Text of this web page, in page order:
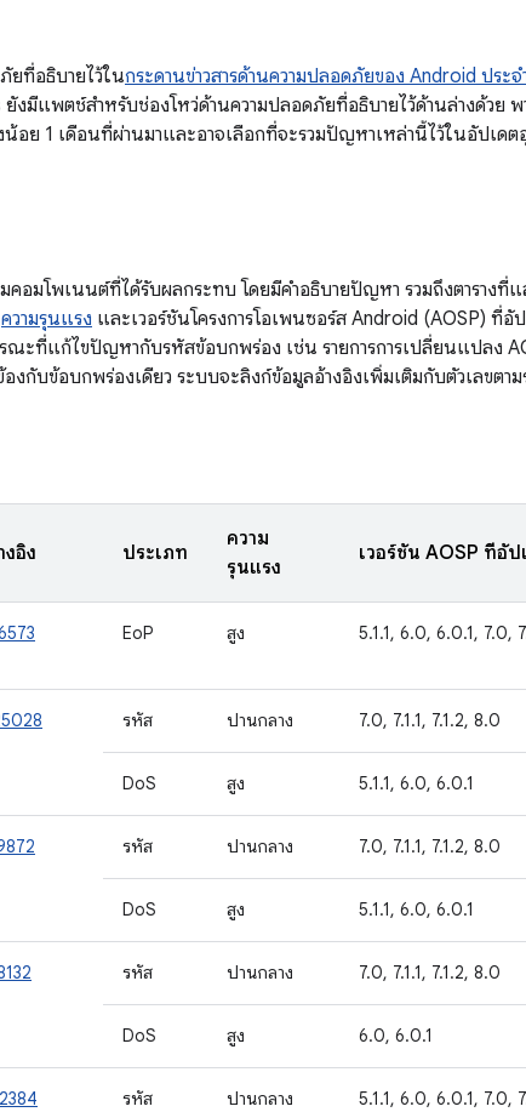
ยที่อธิบายไว้ในกระดานข่าวสารด้านความปลอดภัยของ Android ประ
มีแพตช์สำหรับช่องโหว่ด้านความปลอดภัยที่อธิบายไว้ด้านล่างด้วย พ
อย 1 เดือนที่ผ่านมาและอาจเลือกที่จะรวมปัญหาเหล่านี้ไว้ในอัปเด
คอมโพเนนต์ที่ได้รับผลกระทบ โดยมีคำอธิบายปัญหา รวมถึงตารางที่
ความรุนแรง และเวอร์ชันโครงการโอเพนซอร์ส Android (AOSP) ที่
รณะที่แก้ไขปัญหากับรหัสข้อบกพร่อง เช่น รายการการเปลี่ยนแปลง
งกับข้อบกพร่องเดียว ระบบจะลิงก์ข้อมูลอ้างอิงเพิ่มเติมกับตัวเลขตา
งอิง ประเภท
ความ
รุนแรง
เวอร์ชัน AOSP ที่อัป
EoP สูง 5.1.1, 6.0, 6.0.1, 7.0,
รหัส ปานกลาง 7.0, 7.1.1, 7.1.2, 8.0
DoS สูง 5.1.1, 6.0, 6.0.1
รหัส ปานกลาง 7.0, 7.1.1, 7.1.2, 8.0
DoS สูง 5.1.1, 6.0, 6.0.1
รหัส ปานกลาง 7.0, 7.1.1, 7.1.2, 8.0
DoS สูง 6.0, 6.0.1
รหัส ปานกลาง 5.1.1, 6.0, 6.0.1, 7.0,